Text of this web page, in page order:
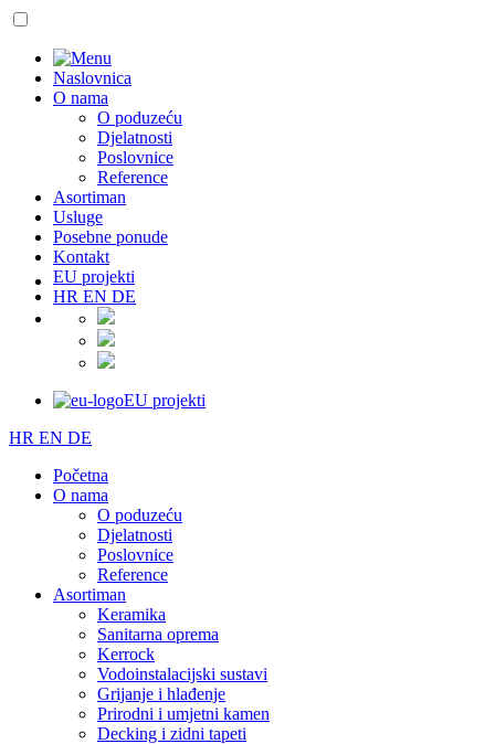
Naslovnica
O nama
O poduzeću
Djelatnosti
Poslovnice
Reference
Asortiman
Usluge
Posebne ponude
Kontakt
EU projekti
HR EN DE
EU projekti
HR EN DE
Početna
O nama
O poduzeću
Djelatnosti
Poslovnice
Reference
Asortiman
Keramika
Sanitarna oprema
Kerrock
Vodoinstalacijski sustavi
Grijanje i hlađenje
Prirodni i umjetni kamen
Decking i zidni tapeti